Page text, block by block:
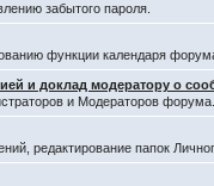
забытого пароля.
функции календаря
и доклад модератору о
и Модераторов форума.
редактирование папок